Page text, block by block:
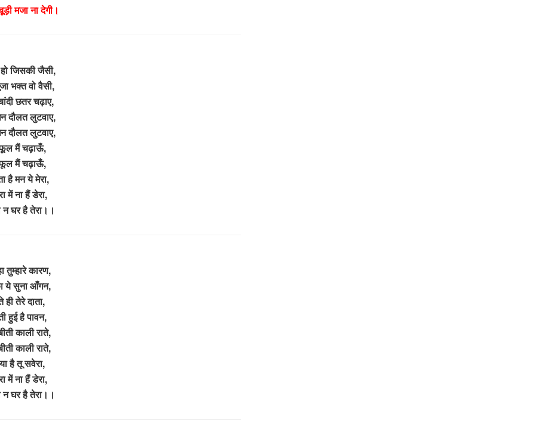
मजा ना देगी।
जिसकी जैसी,
भक्त वो वैसी,
छतर चढ़ाए,
दौलत लुटवाए,
दौलत लुटवाए,
मैं चढ़ाऊँ,
मैं चढ़ाऊँ,
है मन ये मेरा,
में ना हैं डेरा,
घर है तेरा।।
तुम्हारे कारण,
ये सुना आँगन,
तेरे दाता,
हुई है पावन,
काली राते,
काली राते,
है तू सवेरा,
में ना हैं डेरा,
घर है तेरा।।